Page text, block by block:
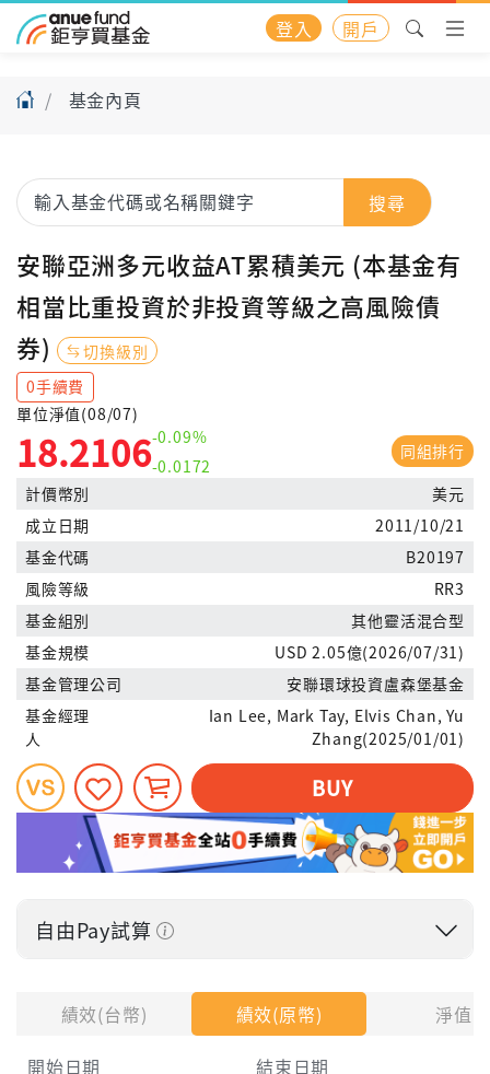
登入 開戶
基金內頁
績效(台幣) 績效(原幣)
淨值
開始日期
結束日期
搜尋
安聯亞洲多元收益AT累積美元 (本基金有
相當比重投資於非投資等級之高風險債
券)
切換級別
0手續費
單位淨值(08/07)
18.2106-0.09%
-0.0172
同組排行
計價幣別
美元
成立日期
2011/10/21
基金代碼
B20197
風險等級
RR3
基金組別
其他靈活混合型
基金規模
USD 2.05億(2026/07/31)
基金管理公司
安聯環球投資盧森堡基金
基金經理
人
Ian Lee, Mark Tay, Elvis Chan, Yu
Zhang(2025/01/01)
BUY
自由Pay試算